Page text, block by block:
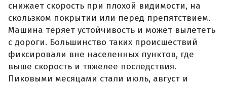
снижает скорость при плохой видимости, на
скользком покрытии или перед препятствием.
Машина теряет устойчивость и может вылететь
с дороги. Большинство таких происшествий
фиксировали вне населенных пунктов, где
выше скорость и тяжелее последствия.
Пиковыми месяцами стали июль, август и